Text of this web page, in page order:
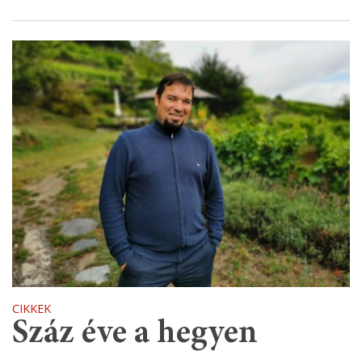
CIKKEK
Száz éve a hegyen